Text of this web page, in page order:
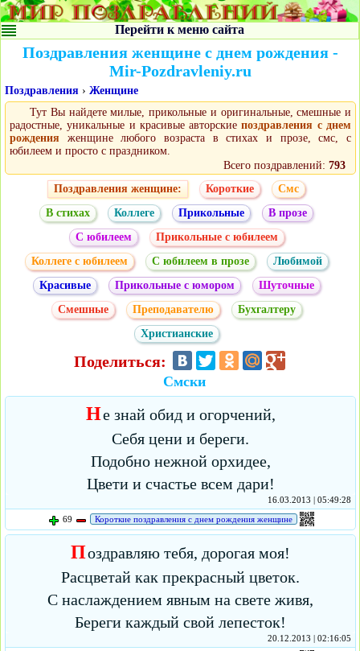
Перейти к меню сайта
Поздравления женщине с днем рождения -
Mir-Pozdravleniy.ru
Поздравления › Женщине
Тут Вы найдете милые, прикольные и оригинальные, смешные и
радостные, уникальные и красивые авторскиепоздравления с днем
рождения женщине любого возраста в стихах и прозе, смс, с
юбилеем и просто с праздником.
Всего поздравлений: 793
Поздравления женщине:
Короткие
Смс
В стихах
Коллеге Прикольные
В прозе
С юбилеем
Прикольные с юбилеем
Коллеге с юбилеем
С юбилеем в прозе
Любимой
Красивые
Прикольные с юмором
Шуточные
Смешные
Преподавателю
Бухгалтеру
Христианские
Поделиться:
Смски
Не знай обид и огорчений,
Себя цени и береги.
Подобно нежной орхидее,
Цвети и счастье всем дари!
16.03.2013 | 05:49:28
69
Короткие поздравления с днем рождения женщине
Поздравляю тебя, дорогая моя!
Расцветай как прекрасный цветок.
С наслаждением явным на свете живя,
Береги каждый свой лепесток!
20.12.2013 | 02:16:05